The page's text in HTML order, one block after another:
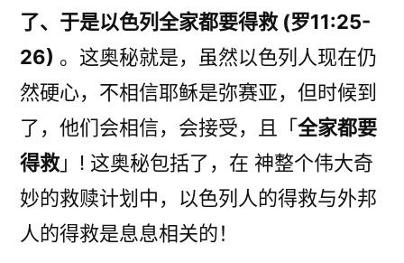
了、于是以色列全家都要得救 (罗11:25-
26) 。这奥秘就是，虽然以色列人现在仍
然硬心，不相信耶稣是弥赛亚，但时候到
了，他们会相信，会接受，且「全家都要
得救 」! 这奥秘包括了，在 神整个伟大奇
妙的救赎计划中，以色列人的得救与外邦
人的得救是息息相关的！